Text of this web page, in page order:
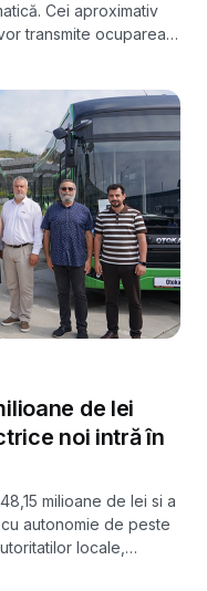
Cei aproximativ
transmite ocuparea
de lei
noi intră în
milioane de lei si a
autonomie de peste
locale,